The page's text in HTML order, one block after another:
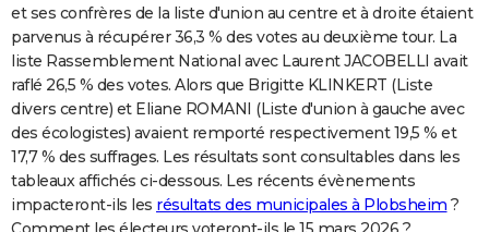
S'inscrire
Se connecter
Lycées
Collèges
Primaires
Universités
Entreprises
Service militaire
Avis de recherche
AVIS DE DÉCÈS
FORUM
Bricolage
Lifestyle
Culture
Sport
Auto
Television
Voyage
Cinema
et ses confrères de la liste d'union au centre et à droite étaient
parvenus à récupérer 36,3 % des votes au deuxième tour. La
liste Rassemblement National avec Laurent JACOBELLI avait
raflé 26,5 % des votes. Alors que Brigitte KLINKERT (Liste
divers centre) et Eliane ROMANI (Liste d'union à gauche avec
des écologistes) avaient remporté respectivement 19,5 % et
17,7 % des suffrages. Les résultats sont consultables dans les
tableaux affichés ci-dessous. Les récents évènements
impacteront-ils les résultats des municipales à Plobsheim ?